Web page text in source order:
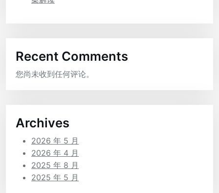
Recent Comments
您尚未收到任何评论。
Archives
2026 年 5 月
2026 年 4 月
2025 年 8 月
2025 年 5 月